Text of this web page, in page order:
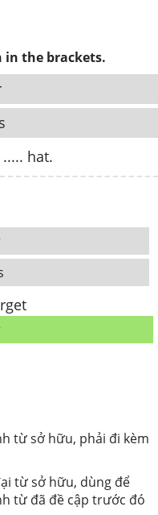
in the brackets.
hat.
từ sở hữu, phải đi kèm
từ sở hữu, dùng để
từ đã đề cập trước đó